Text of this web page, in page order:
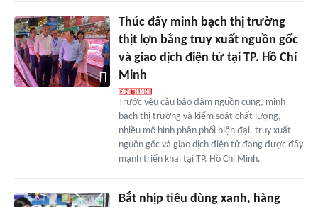
Thúc đẩy minh bạch thị trường
thịt lợn bằng truy xuất nguồn gốc
và giao dịch điện tử tại TP. Hồ Chí
Minh
Trước yêu cầu bảo đảm nguồn cung, minh
bạch thị trường và kiểm soát chất lượng,
nhiều mô hình phân phối hiện đại, truy xuất
nguồn gốc và giao dịch điện tử đang được đẩy
mạnh triển khai tại TP. Hồ Chí Minh.
Bắt nhịp tiêu dùng xanh, hàng